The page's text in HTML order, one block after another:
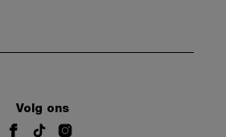
Volg ons